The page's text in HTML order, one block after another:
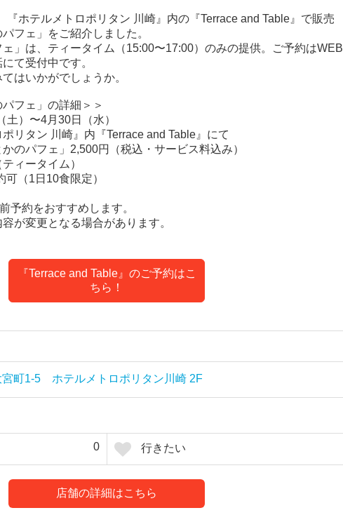
『ホテルメトロポリタン 川崎』内の『Terrace and Table』で販売
フェ」をご紹介しました。
ェ」は、ティータイム（15:00〜17:00）のみの提供。ご予約はWEB
て受付中です。
はいかがでしょうか。
フェ」の詳細＞＞
）〜4月30日（水）
リタン 川崎』内『Terrace and Table』にて
のパフェ」2,500円（税込・サービス料込み）
ィータイム）
（1日10食限定）
予約をおすすめします。
が変更となる場合があります。
『Terrace and Table』のご予約はこ
ちら！
宮町1-5 ホテルメトロポリタン川崎 2F
0 行きたい
店舗の詳細はこちら